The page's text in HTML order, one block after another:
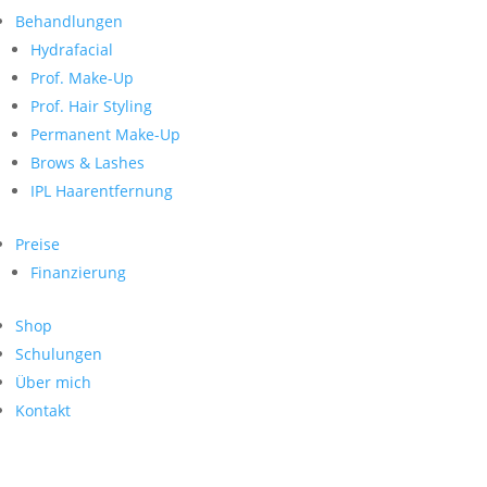
Behandlungen
Hydrafacial
Prof. Make-Up
Prof. Hair Styling
Permanent Make-Up
Brows & Lashes
IPL Haarentfernung
Preise
Finanzierung
Shop
Schulungen
Über mich
Kontakt
nach:
Neueste Kommentare
Archiv
Kategorien
Keine Kategorien
Meta
Anmelden
Feed der Einträge
WordPress.org
Search
nach:
Archive
Kontakt
Impressum
Datenschutz